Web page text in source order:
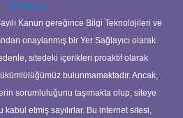
@karabul
Kanun gereğince Bilgi Teknolojileri ve
onaylanmış bir Yer Sağlayıcı olarak
sitedeki içerikleri proaktif olarak
bulunmamaktadır. Ancak,
sorumluluğunu taşımakta olup, siteye
etmiş sayılırlar. Bu internet sitesi,